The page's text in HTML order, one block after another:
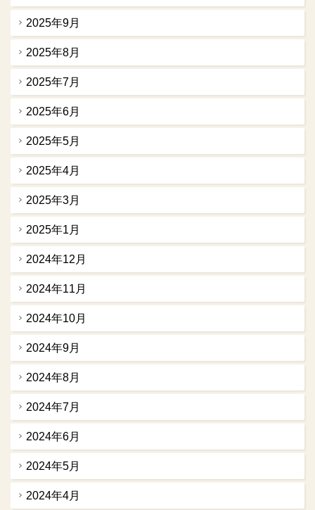
2025年9月
2025年8月
2025年7月
2025年6月
2025年5月
2025年4月
2025年3月
2025年1月
2024年12月
2024年11月
2024年10月
2024年9月
2024年8月
2024年7月
2024年6月
2024年5月
2024年4月